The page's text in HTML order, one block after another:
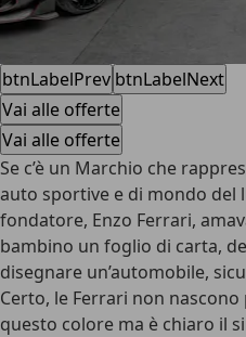
btnLabelPrev btnLabelNext
Vai alle offerte
Vai alle offerte
Se c’è un Marchio che
auto sportive e di mondo del
fondatore, Enzo Ferrari,
bambino un foglio di carta,
disegnare un’automobile,
Certo, le Ferrari non
questo colore ma è chiaro il